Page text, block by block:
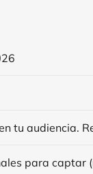
tu audiencia.